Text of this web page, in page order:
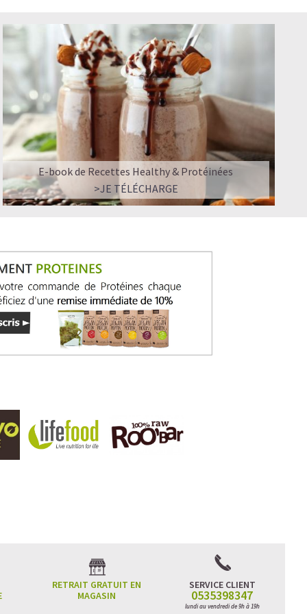
E-book de Recettes Healthy & Protéinées
>JE TÉLÉCHARGE
RETRAIT GRATUIT EN
MAGASIN
SERVICE CLIENT
0535398347
lundi au vendredi de 9h à 19h